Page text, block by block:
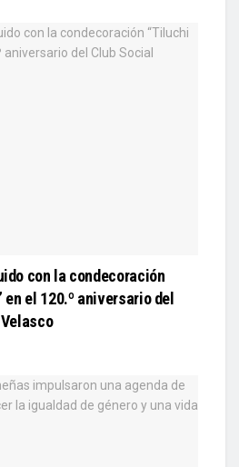
con la condecoración
en el 120.º aniversario del